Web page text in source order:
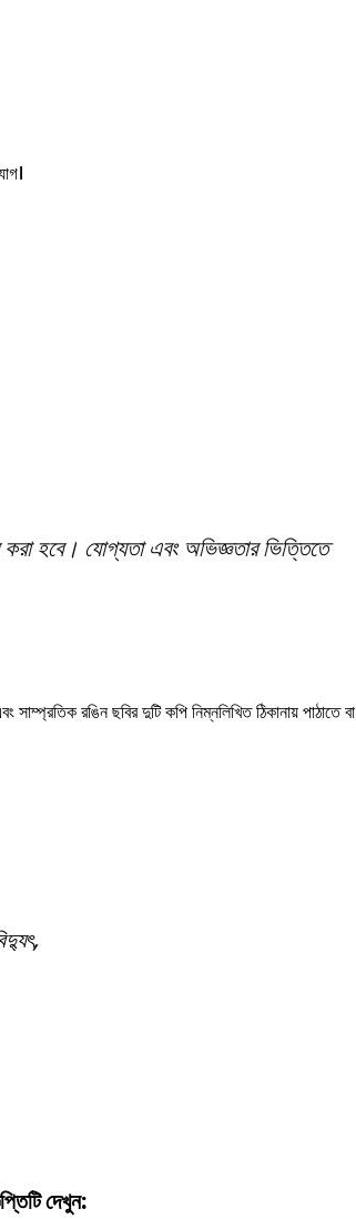
হবে। যোগ্যতা এবং অভিজ্ঞতার ভিত্তিতে
রঙিন ছবির দুটি কপি নিম্নলিখিত ঠিকানায় পাঠাতে বা
দেখুন: